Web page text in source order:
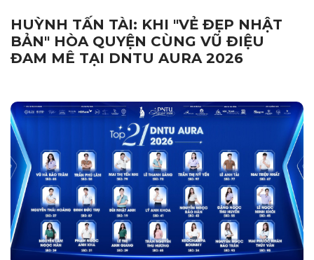
HUỲNH TẤN TÀI: KHI "VẺ ĐẸP NHẬT
BẢN" HÒA QUYỆN CÙNG VŨ ĐIỆU
ĐAM MÊ TẠI DNTU AURA 2026